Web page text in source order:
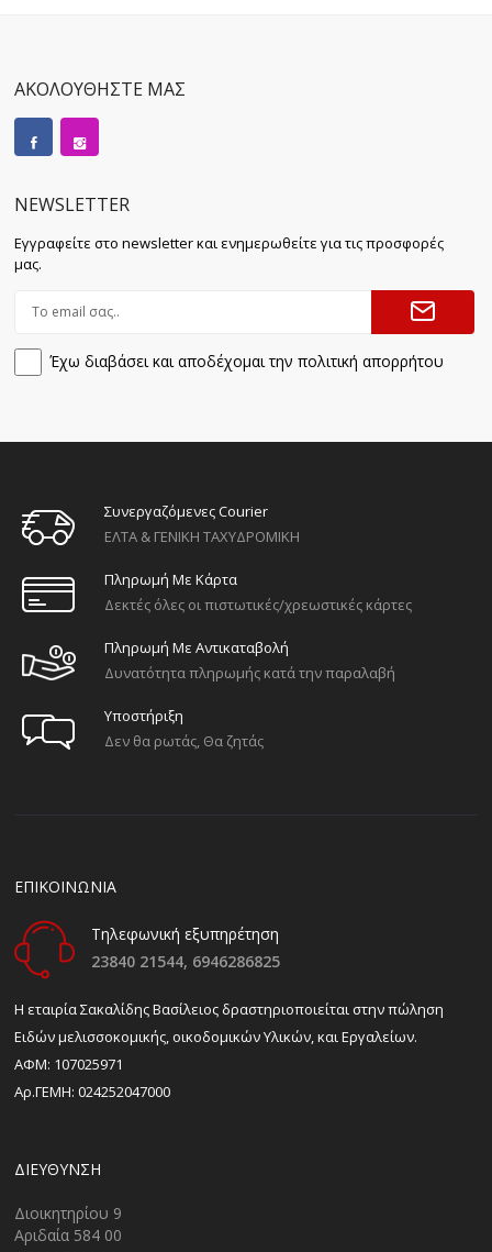
ΑΚΟΛΟΥΘΗΣΤΕ ΜΑΣ
NEWSLETTER
Εγγραφείτε στο newsletter και ενημερωθείτε για τις προσφορές
μας.
Έχω διαβάσει και αποδέχομαι την πολιτική απορρήτου
Συνεργαζόμενες Courier
ΕΛΤΑ & ΓΕΝΙΚΗ ΤΑΧΥΔΡΟΜΙΚΗ
Πληρωμή Με Κάρτα
Δεκτές όλες οι πιστωτικές/χρεωστικές κάρτες
Πληρωμή Με Αντικαταβολή
Δυνατότητα πληρωμής κατά την παραλαβή
Υποστήριξη
Δεν θα ρωτάς, Θα ζητάς
ΕΠΙΚΟΙΝΩΝΙΑ
Τηλεφωνική εξυπηρέτηση
23840 21544, 6946286825
H εταιρία Σακαλίδης Βασίλειος δραστηριοποιείται στην πώληση
Ειδών μελισσοκομικής, οικοδομικών Υλικών, και Εργαλείων.
ΑΦΜ: 107025971
Αρ.ΓΕΜΗ: 024252047000
ΔΙΕΎΘΥΝΣΗ
Διοικητηρίου 9
Αριδαία 584 00